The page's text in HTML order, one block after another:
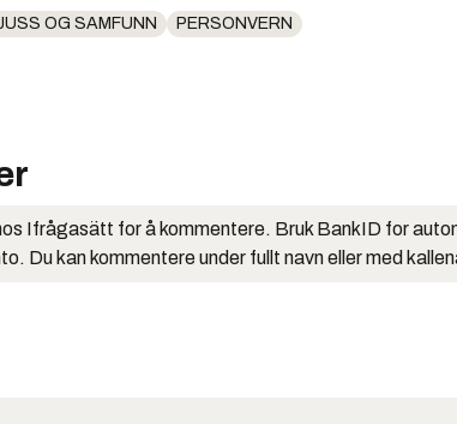
OG SAMFUNN PERSONVERN
Ifrågasätt for å kommentere. Bruk BankID for
Du kan kommentere under fullt navn eller med